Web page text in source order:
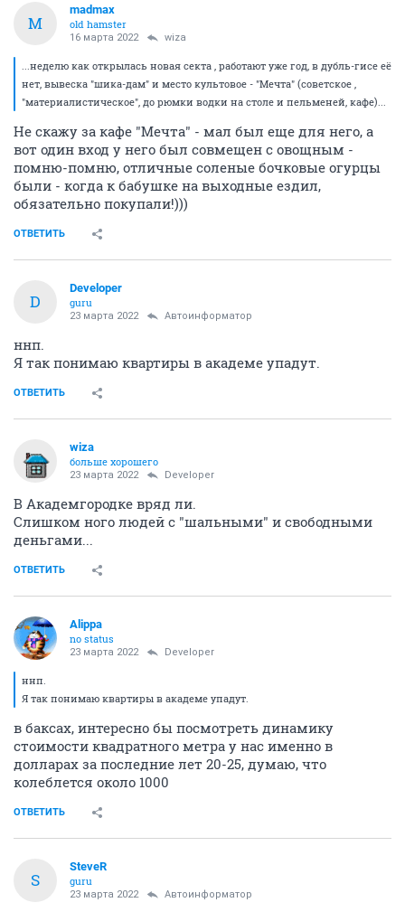
M
madmax
old hamster
16 марта 2022 wiza
...неделю как открылась новая секта , работают уже год, в дубль-гисе её
нет, вывеска "шика-дам" и место культовое - "Мечта" (советское ,
"материалистическое", до рюмки водки на столе и пельменей, кафе)...
Не скажу за кафе "Мечта" - мал был еще для него, а
вот один вход у него был совмещен с овощным -
помню-помню, отличные соленые бочковые огурцы
были - когда к бабушке на выходные ездил,
обязательно покупали!)))
ОТВЕТИТЬ
D
Developer
guru
23 марта 2022 Автоинформатор
ннп.
Я так понимаю квартиры в академе упадут.
ОТВЕТИТЬ
wiza
больше хорошего
23 марта 2022 Developer
В Академгородке вряд ли.
Слишком ного людей с "шальными" и свободными
деньгами...
ОТВЕТИТЬ
Alippa
no status
23 марта 2022 Developer
ннп.
Я так понимаю квартиры в академе упадут.
в баксах, интересно бы посмотреть динамику
стоимости квадратного метра у нас именно в
долларах за последние лет 20-25, думаю, что
колеблется около 1000
ОТВЕТИТЬ
S
SteveR
guru
23 марта 2022 Автоинформатор